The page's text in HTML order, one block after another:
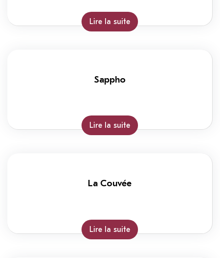
Lire la suite
Sappho
Lire la suite
La Couvée
Lire la suite